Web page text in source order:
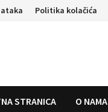
Politika kolačića
STRANICA O NAMA